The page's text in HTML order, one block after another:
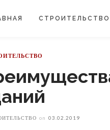
СТРОИТЕЛЬСТВО
on 03.02.2019